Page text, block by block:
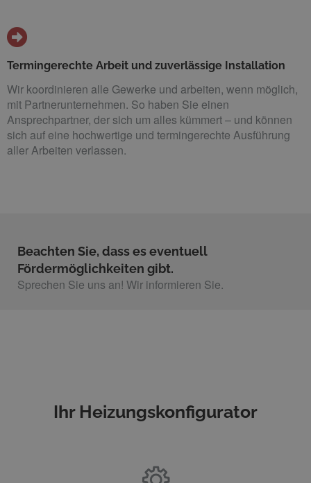
Termingerechte Arbeit und zuverlässige Installation
Wir koordinieren alle Gewerke und arbeiten, wenn möglich,
mit Partnerunternehmen. So haben Sie einen
Ansprechpartner, der sich um alles kümmert – und können
sich auf eine hochwertige und termingerechte Ausführung
aller Arbeiten verlassen.
Beachten Sie, dass es eventuell
Fördermöglichkeiten gibt.
Sprechen Sie uns an! Wir informieren Sie.
Ihr Heizungskonfigurator